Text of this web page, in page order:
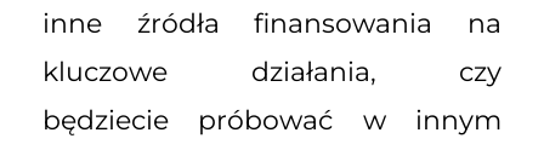
inne źródła finansowania na
kluczowe działania, czy
będziecie próbować w innym